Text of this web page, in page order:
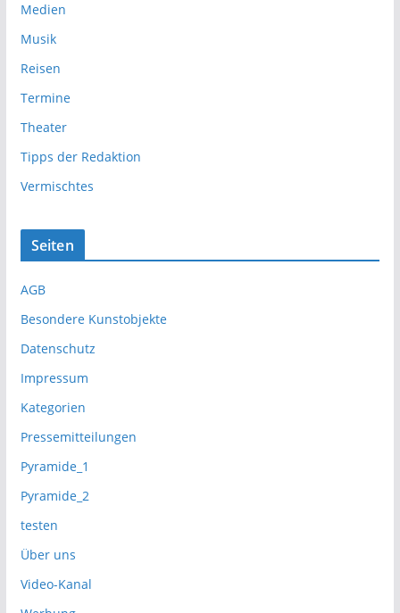
Medien
Musik
Reisen
Termine
Theater
Tipps der Redaktion
Vermischtes
Seiten
AGB
Besondere Kunstobjekte
Datenschutz
Impressum
Kategorien
Pressemitteilungen
Pyramide_1
Pyramide_2
testen
Über uns
Video-Kanal